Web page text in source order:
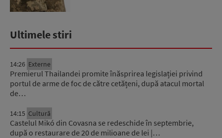
Ultimele stiri
14:26 Externe
Premierul Thailandei promite înăsprirea legislației privind
portul de arme de foc de către cetățeni, după atacul mortal
de…
14:15 Cultură
Castelul Mikó din Covasna se redeschide în septembrie,
după o restaurare de 20 de milioane de lei |…